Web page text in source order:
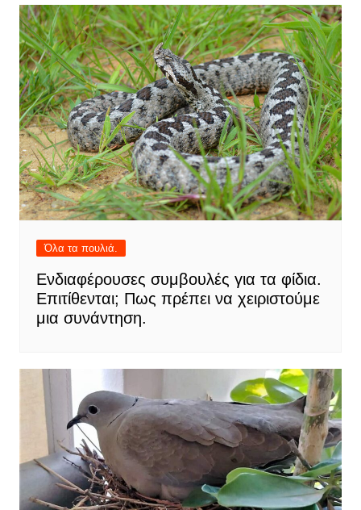
Όλα τα πουλιά.
Ενδιαφέρουσες συμβουλές για τα φίδια.
Επιτίθενται; Πως πρέπει να χειριστούμε
μια συνάντηση.